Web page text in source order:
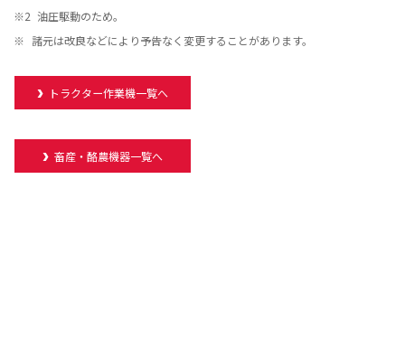
※2 油圧駆動のため。
※ 諸元は改良などにより予告なく変更することがあります。
トラクター作業機一覧へ
畜産・酪農機器一覧へ